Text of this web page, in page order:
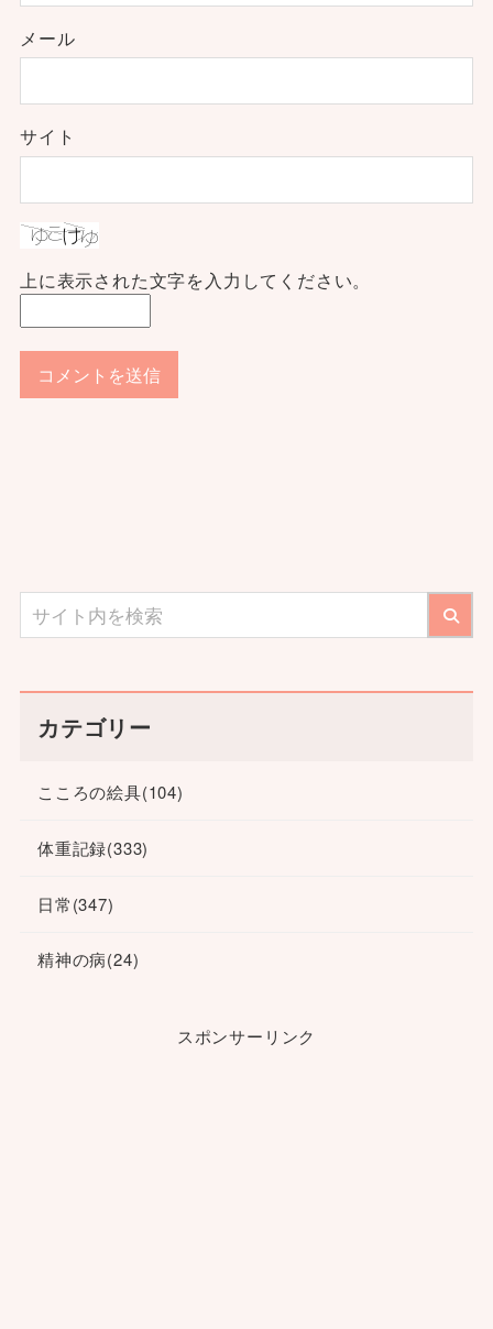
メール
サイト
上に表示された文字を入力してください。
カテゴリー
こころの絵具(104)
体重記録(333)
日常(347)
精神の病(24)
スポンサーリンク